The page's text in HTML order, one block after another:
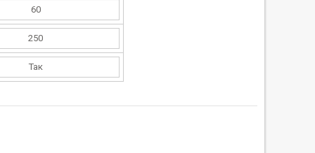
60
250
Так